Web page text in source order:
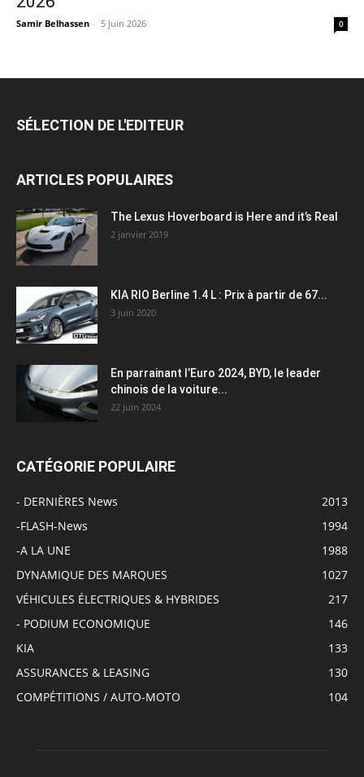
Samir Belhassen - 5 juin 2026 0
SÉLECTION DE L'EDITEUR
ARTICLES POPULAIRES
The Lexus Hoverboard is Here and it’s Real
2 janvier 2019
KIA RIO Berline 1.4 L : Prix à partir de 67...
3 juin 2020
En parrainant l’Euro 2024, BYD, le leader
chinois de la voiture...
22 juin 2024
CATÉGORIE POPULAIRE
- DERNIÈRES News
2013
-FLASH-News
1994
-A LA UNE
1988
DYNAMIQUE DES MARQUES
1027
VÉHICULES ÉLECTRIQUES & HYBRIDES
217
- PODIUM ECONOMIQUE
146
KIA
133
ASSURANCES & LEASING
130
COMPÉTITIONS / AUTO-MOTO
104